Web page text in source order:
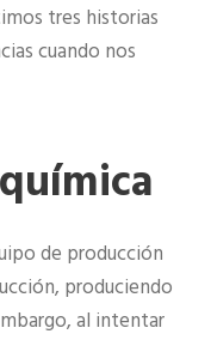
tres historias
cuando nos
de producción
produciendo
al intentar